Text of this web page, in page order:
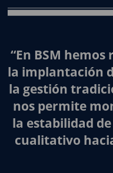
“En BSM
la implantación
la gestión
nos permite
la estabilidad
cualitativo